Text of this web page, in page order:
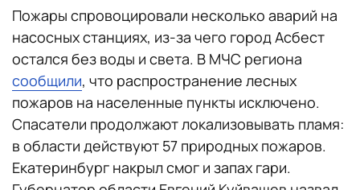
Пожары спровоцировали несколько аварий на
насосных станциях, из-за чего город Асбест
остался без воды и света. В МЧС региона
сообщили, что распространение лесных
пожаров на населенные пункты исключено.
Спасатели продолжают локализовывать пламя:
в области действуют 57 природных пожаров.
Екатеринбург накрыл смог и запах гари.